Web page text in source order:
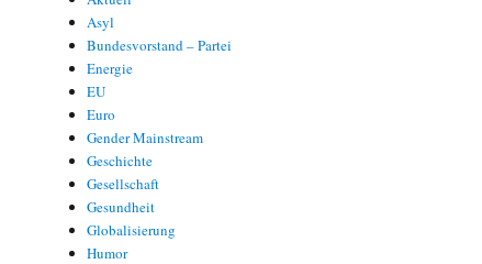
Asyl
Bundesvorstand – Partei
Energie
EU
Euro
Gender Mainstream
Geschichte
Gesellschaft
Gesundheit
Globalisierung
Humor